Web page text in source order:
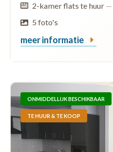
2-kamer flats te huur —
5 foto's
meer informatie
ONMIDDELLIJK BESCHIKBAAR
TE HUUR & TE KOOP